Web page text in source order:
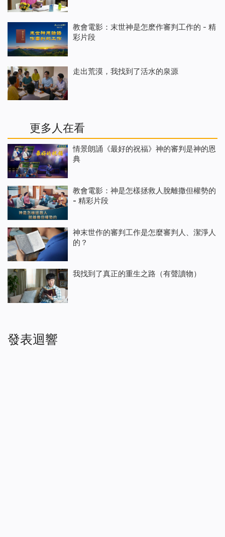
教會電影：末世神是怎麽作審判工作的 - 精
彩片段
走出荒漠，我找到了活水的泉源
更多人在看
情景朗誦《最好的祝福》神的審判是神的恩
典
教會電影：神是怎樣拯救人脫離撒但權勢的
- 精彩片段
神末世作的審判工作是怎麼審判人、潔淨人
的？
我找到了真正的重生之路（有聲讀物）
發表迴響